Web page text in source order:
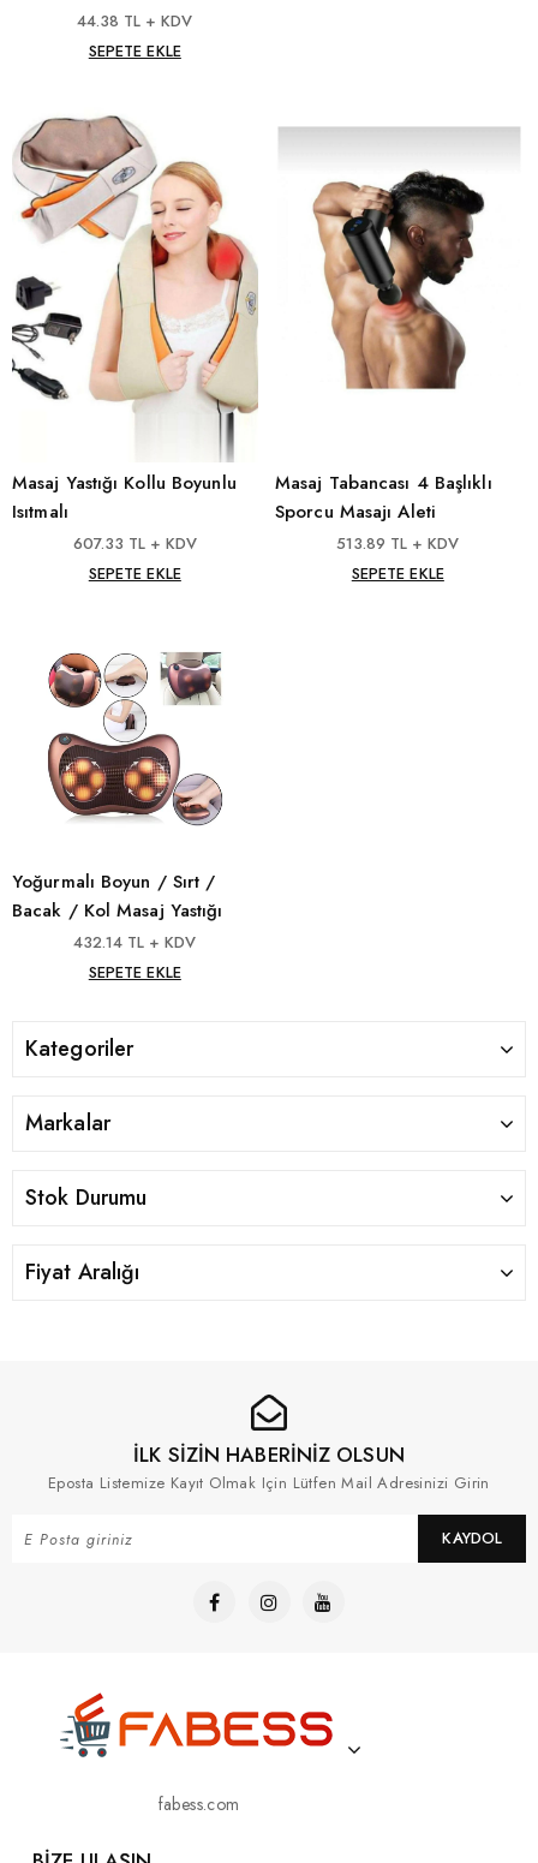
44.38 TL + KDV
SEPETE EKLE
Masaj Yastığı Kollu Boyunlu
Isıtmalı
607.33 TL + KDV
SEPETE EKLE
Masaj Tabancası 4 Başlıklı
Sporcu Masajı Aleti
513.89 TL + KDV
SEPETE EKLE
Yoğurmalı Boyun / Sırt /
Bacak / Kol Masaj Yastığı
432.14 TL + KDV
SEPETE EKLE
Kategoriler
Markalar
Stok Durumu
Fiyat Aralığı
İLK SİZİN HABERİNİZ OLSUN
Eposta Listemize Kayıt Olmak Için Lütfen Mail Adresinizi Girin
KAYDOL
fabess.com